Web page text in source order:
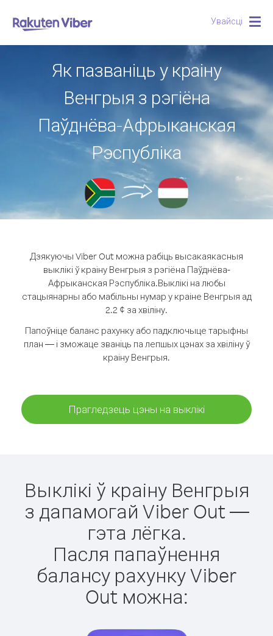
Увайсці
Як пазваніць у краіну
Венгрыя з рэгіёна
Паўднёва-Афрыканская
Рэспубліка
Дзякуючы Viber Out можна рабіць высакаякасныя
выклікі ў краіну Венгрыя з рэгіёна Паўднёва-
Афрыканская Рэспубліка.Выклікі на любы
стацыянарны або мабільны нумар у краіне Венгрыя ад
2.2 ¢ за хвіліну.
Папоўніце баланс рахунку або падключыце тарыфны
план — і зможаце званіць па лепшых цэнах за хвіліну ў
краіну Венгрыя.
Прагледзець цэны на выклікі
Выклікі ў краіну Венгрыя
з дапамогай Viber Out —
гэта лёгка.
Пасля папаўнення
балансу рахунку Viber
Out можна: